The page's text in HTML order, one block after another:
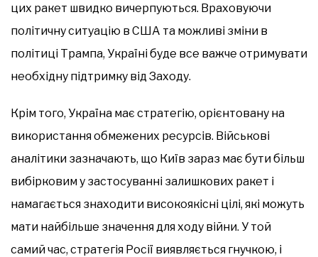
цих ракет швидко вичерпуються. Враховуючи
політичну ситуацію в США та можливі зміни в
політиці Трампа, Україні буде все важче отримувати
необхідну підтримку від Заходу.
Крім того, Україна має стратегію, орієнтовану на
використання обмежених ресурсів. Військові
аналітики зазначають, що Київ зараз має бути більш
вибірковим у застосуванні залишкових ракет і
намагається знаходити високоякісні цілі, які можуть
мати найбільше значення для ходу війни. У той
самий час, стратегія Росії виявляється гнучкою, і